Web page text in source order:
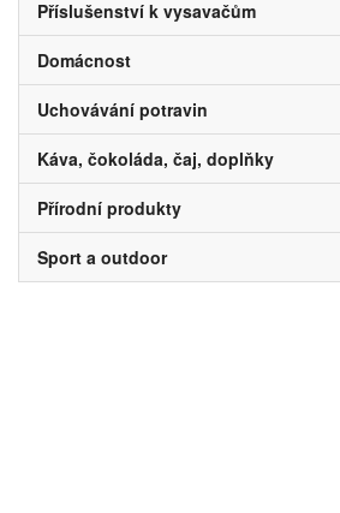
Příslušenství k vysavačům
Domácnost
Uchovávání potravin
Káva, čokoláda, čaj, doplňky
Přírodní produkty
Sport a outdoor